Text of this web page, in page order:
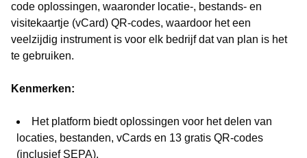
code oplossingen, waaronder locatie-, bestands- en
visitekaartje (vCard) QR-codes, waardoor het een
veelzijdig instrument is voor elk bedrijf dat van plan is het
te gebruiken.
Kenmerken:
Het platform biedt oplossingen voor het delen van
locaties, bestanden, vCards en 13 gratis QR-codes
(inclusief SEPA).